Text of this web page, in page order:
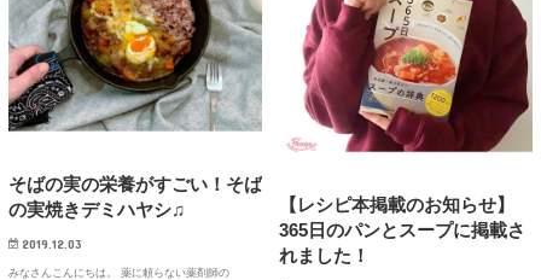
そばの実の栄養がすごい！そば
の実焼きデミハヤシ♫
2019.12.03
みなさんこんにちは。 薬に頼らない薬剤師の
【レシピ本掲載のお知らせ】
365日のパンとスープに掲載さ
れました！